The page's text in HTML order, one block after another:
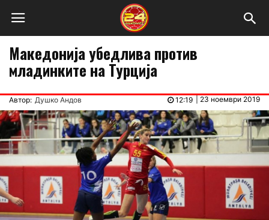
Македонија убедлива против
младинките на Турција
Автор: Душко Андов 23 ноември 2019
12:19